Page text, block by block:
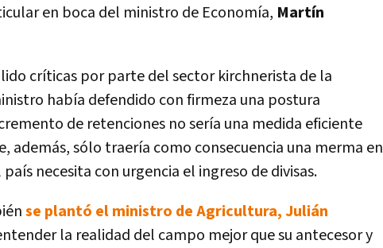
en boca del ministro de Economía, Martín
críticas por parte del sector kirchnerista de la
había defendido con firmeza una postura
de retenciones no sería una medida eficiente
además, sólo traería como consecuencia una merma en
necesita con urgencia el ingreso de divisas.
se plantó el ministro de Agricultura, Julián
la realidad del campo mejor que su antecesor y